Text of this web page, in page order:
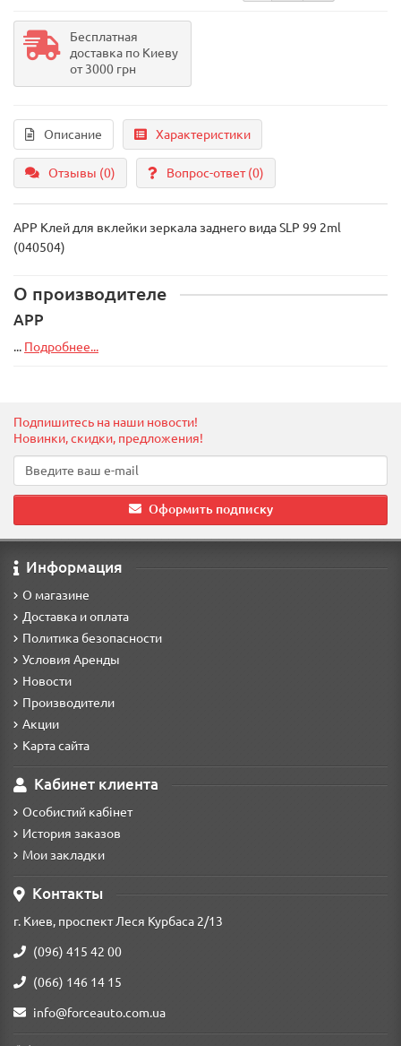
Бесплатная
доставка по Киеву
от 3000 грн
Описание Характеристики
Отзывы (0) Вопрос-ответ(0)
APP Клей для вклейки зеркала заднего вида SLP 99 2ml
(040504)
О производителе
APP
... Подробнее...
Подпишитесь на наши новости!
Новинки, скидки, предложения!
Оформить подписку
Информация
О магазине
Доставка и оплата
Политика безопасности
Условия Аренды
Новости
Производители
Акции
Карта сайта
Кабинет клиента
Особистий кабінет
История заказов
Мои закладки
Контакты
г. Киев, проспект Леся Курбаса 2/13
(096) 415 42 00
(066) 146 14 15
info@forceauto.com.ua